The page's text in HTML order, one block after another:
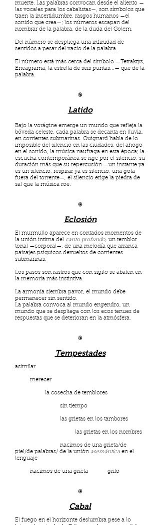
muerte. Las palabras convocan desde el aliento —
las vocales para los cabalistas—, son símbolos que
traen la incertidumbre, rasgos humanos —el
sonido que crea—; los números escapan del
nombrar de la palabra, de la duda del Golem.
Del número se despliega una infinidad de
sentidos a pesar del vacío de la palabra.
El número está más cerca del símbolo —Tetraktys,
Eneagrama, la estrella de seis puntas...— que de la
palabra.
֎
Latido
Bajo la vorágine emerge un mundo que refleja la
bóveda celeste, cada palabra se decanta en lluvia,
en corrientes submarinas. Quignard habla de lo
imposible del silencio en las ciudades, del ahogo
en el sonido, la música naufraga en esta época; la
escucha contemporánea se rige por el silencio, su
duración más que su repercusión —un instante ya
es un silencio, respirar ya es silencio, una gota
fuera del torrente—, el silencio erige la piedra de
sal que la música roe.
֎
Eclosión
El murmullo aparece en contados momentos de
la unión íntima del canto profundo, un temblor
tonal —corporal—, de una melodía que arranca
paisajes psíquicos devueltos de corrientes
submarinas.
Los pasos son rastros que con sigilo se abaten en
la memoria más instintiva.
La armonía siembra pavor, el mundo debe
permanecer sin sentido.
La palabra convoca al mundo engendro, un
mundo que se despliega con los ecos tenues de
respuestas que se deterioran en la atmósfera.
֎
Tempestades
asimilar
merecer
la cosecha de temblores
sin tiempo
las grietas en los tambores
las grietas en los nombres
nacimos de una grieta/de
piel/de palabras/ de la unión asemántica en el
lenguaje
nacimos de una grieta grito
֎
Cabal
El fuego en el horizonte deslumbra pese a lo